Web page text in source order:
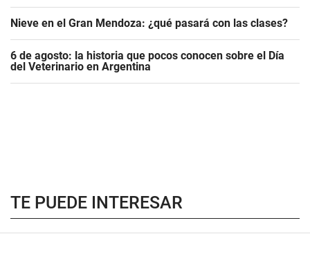
Nieve en el Gran Mendoza: ¿qué pasará con las clases?
6 de agosto: la historia que pocos conocen sobre el Día
del Veterinario en Argentina
TE PUEDE INTERESAR